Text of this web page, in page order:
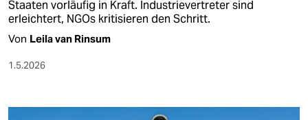
verlag
Staaten vorläufig in Kraft. Industrievertreter sind
erleichtert, NGOs kritisieren den Schritt.
Von Leila van Rinsum
1.5.2026